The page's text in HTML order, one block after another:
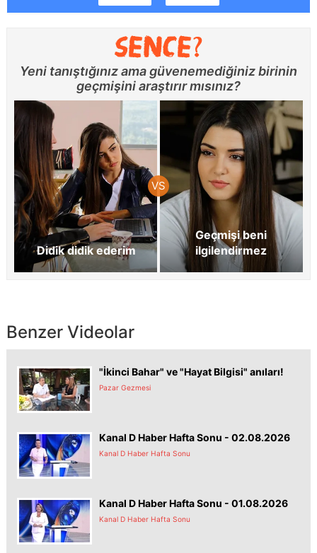
Yeni tanıştığınız ama güvenemediğiniz birinin
geçmişini araştırır mısınız?
Didik didik ederim
Geçmişi beni
ilgilendirmez
Benzer Videolar
"İkinci Bahar" ve "Hayat Bilgisi" anıları!
Pazar Gezmesi
Kanal D Haber Hafta Sonu - 02.08.2026
Kanal D Haber Hafta Sonu
Kanal D Haber Hafta Sonu - 01.08.2026
Kanal D Haber Hafta Sonu